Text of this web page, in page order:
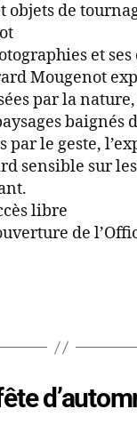
objets de
et
Mougenot
par la
baignés
par le geste,
sensible sur
libre
de